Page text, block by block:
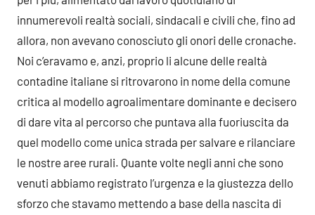
innumerevoli realtà sociali, sindacali e civili che, fino ad
allora, non avevano conosciuto gli onori delle cronache.
Noi c’eravamo e, anzi, proprio li alcune delle realtà
contadine italiane si ritrovarono in nome della comune
critica al modello agroalimentare dominante e decisero
di dare vita al percorso che puntava alla fuoriuscita da
quel modello come unica strada per salvare e rilanciare
le nostre aree rurali. Quante volte negli anni che sono
venuti abbiamo registrato l’urgenza e la giustezza dello
sforzo che stavamo mettendo a base della nascita di